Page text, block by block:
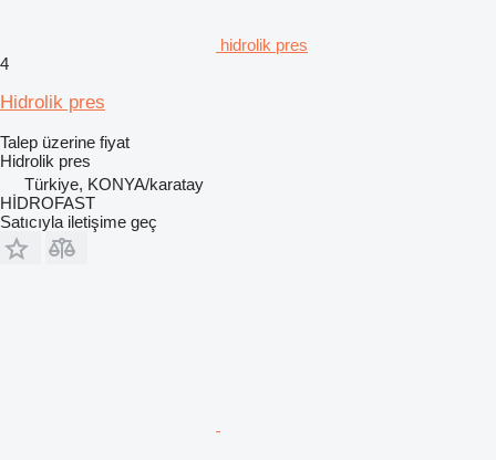
hidrolik pres
4
Hidrolik pres
Talep üzerine fiyat
Hidrolik pres
Türkiye, KONYA/karatay
HİDROFAST
Satıcıyla iletişime geç